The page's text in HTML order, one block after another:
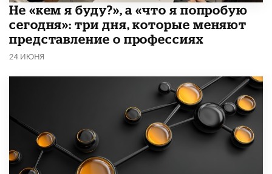
Не «кем я буду?», а «что я попробую
сегодня»: три дня, которые меняют
представление о профессиях
24 ИЮНЯ